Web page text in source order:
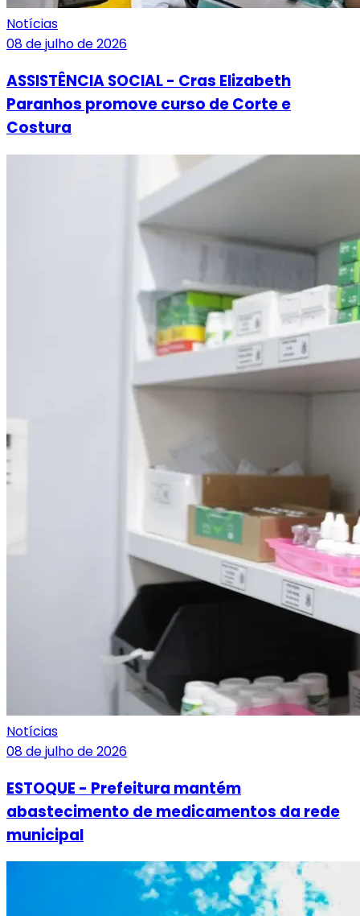
Notícias
08 de julho de 2026
ASSISTÊNCIA SOCIAL - Cras Elizabeth
Paranhos promove curso de Corte e
Costura
Notícias
08 de julho de 2026
ESTOQUE - Prefeitura mantém
abastecimento de medicamentos da rede
municipal